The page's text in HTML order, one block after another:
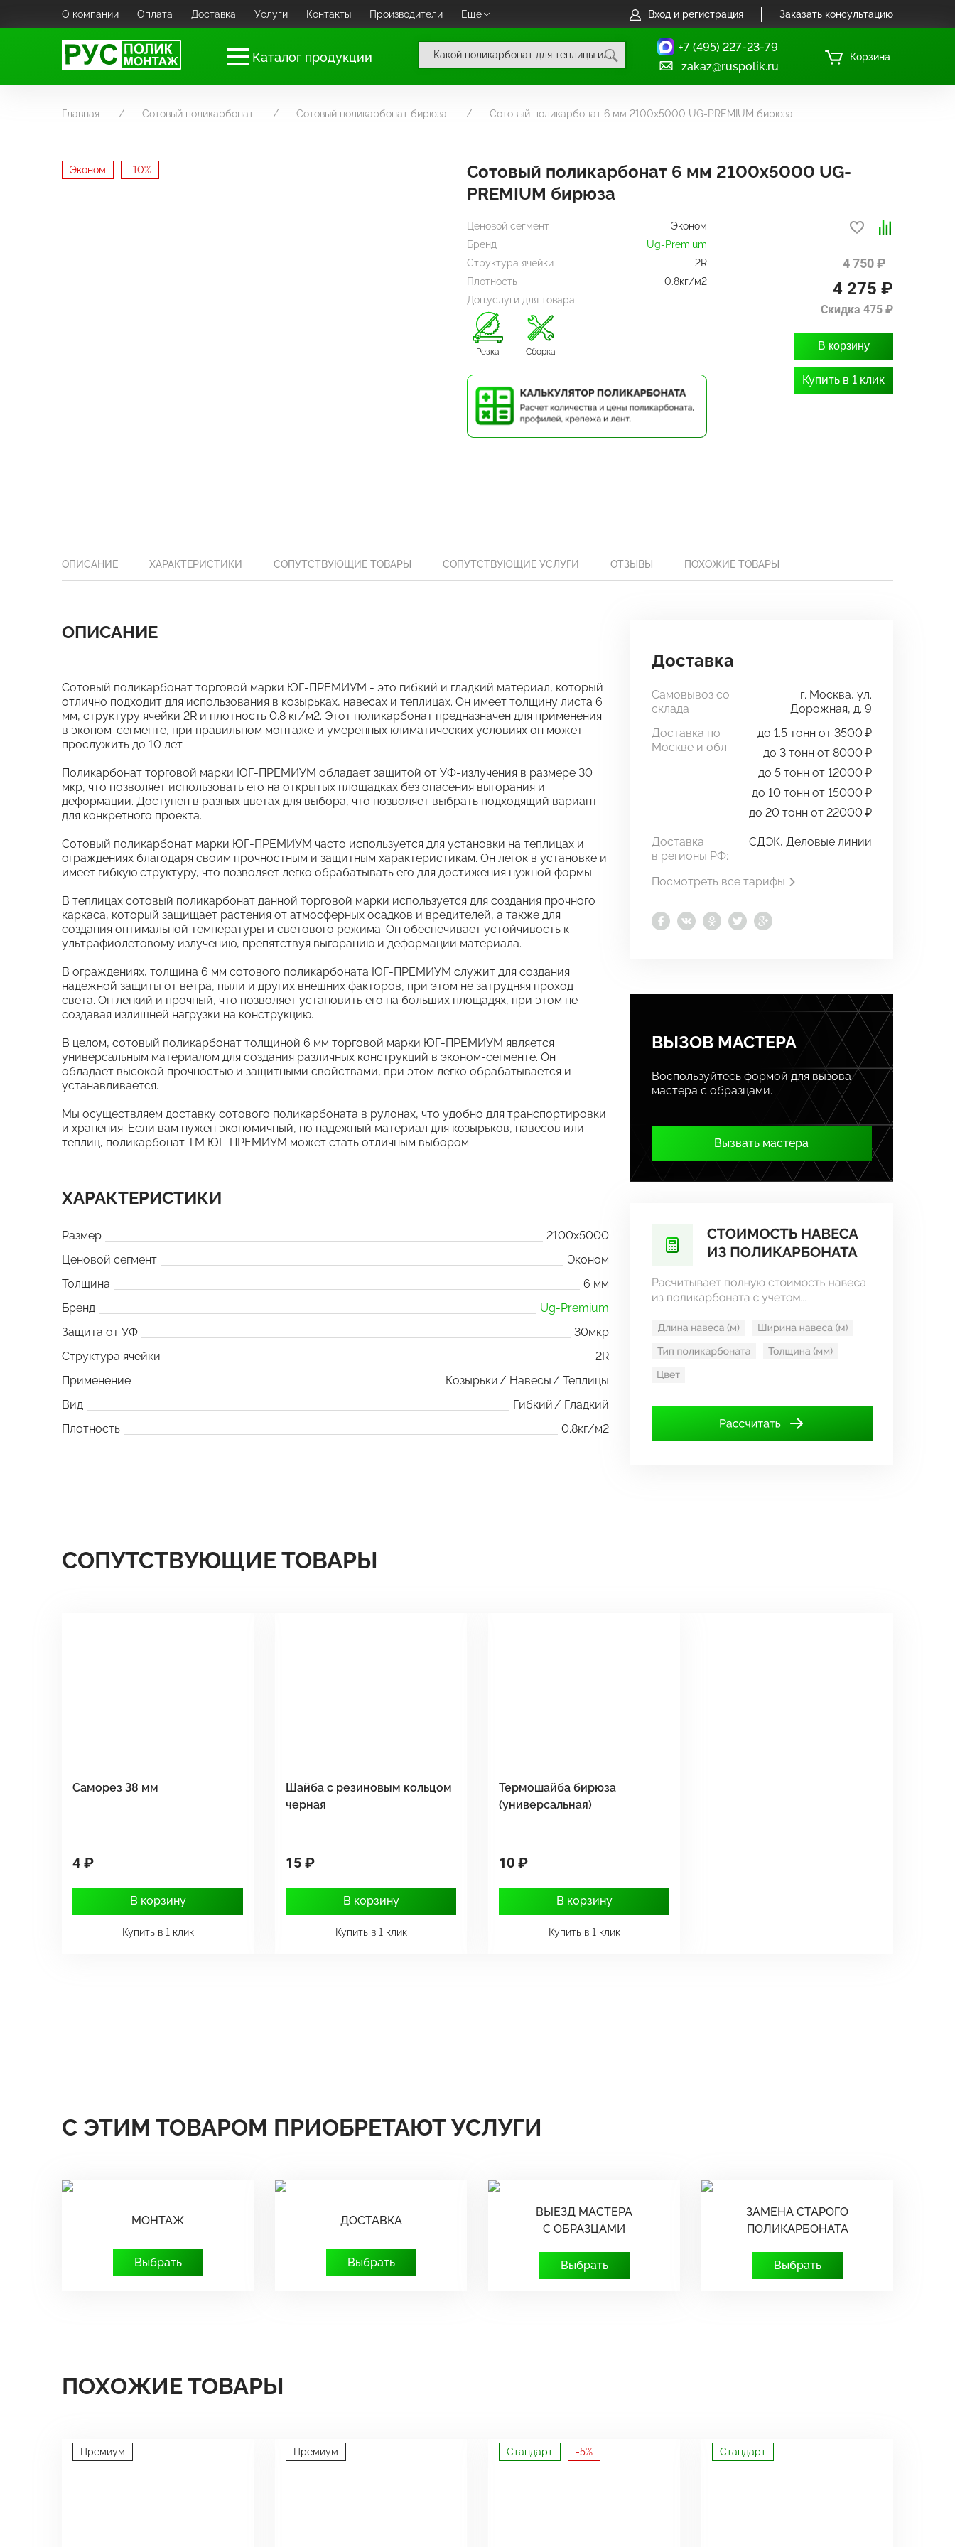
О компании Оплата Доставка Услуги Контакты Производители Ещё Вход и регистрация Заказать консультацию
Каталог продукции
+7 (495) 227-23-79
zakaz@ruspolik.ru
Корзина
Главная Сотовый поликарбонат Сотовый поликарбонат бирюза Сотовый поликарбонат 6 мм 2100х5000 UG-PREMIUM бирюза
Эконом -10%
Сотовый поликарбонат 6 мм 2100х5000 UG-
PREMIUM бирюза
Ценовой сегмент
Эконом
Бренд
Ug-Premium
Структура ячейки
2R
Плотность
0.8кг/м2
Доп.услуги для товара
Резка Сборка
4 750 ₽
4 275 ₽
Скидка 475 ₽
В корзину
Купить в 1 клик
ОПИСАНИЕ ХАРАКТЕРИСТИКИ СОПУТСТВУЮЩИЕ ТОВАРЫ СОПУТСТВУЮЩИЕ УСЛУГИ ОТЗЫВЫ ПОХОЖИЕ ТОВАРЫ
ОПИСАНИЕ
Сотовый поликарбонат торговой марки ЮГ-ПРЕМИУМ - это гибкий и гладкий материал, который
отлично подходит для использования в козырьках, навесах и теплицах. Он имеет толщину листа 6
мм, структуру ячейки 2R и плотность 0.8 кг/м2. Этот поликарбонат предназначен для применения
в эконом-сегменте, при правильном монтаже и умеренных климатических условиях он может
прослужить до 10 лет.
Поликарбонат торговой марки ЮГ-ПРЕМИУМ обладает защитой от УФ-излучения в размере 30
мкр, что позволяет использовать его на открытых площадках без опасения выгорания и
деформации. Доступен в разных цветах для выбора, что позволяет выбрать подходящий вариант
для конкретного проекта.
Сотовый поликарбонат марки ЮГ-ПРЕМИУМ часто используется для установки на теплицах и
ограждениях благодаря своим прочностным и защитным характеристикам. Он легок в установке и
имеет гибкую структуру, что позволяет легко обрабатывать его для достижения нужной формы.
В теплицах сотовый поликарбонат данной торговой марки используется для создания прочного
каркаса, который защищает растения от атмосферных осадков и вредителей, а также для
создания оптимальной температуры и светового режима. Он обеспечивает устойчивость к
ультрафиолетовому излучению, препятствуя выгоранию и деформации материала.
В ограждениях, толщина 6 мм сотового поликарбоната ЮГ-ПРЕМИУМ служит для создания
надежной защиты от ветра, пыли и других внешних факторов, при этом не затрудняя проход
света. Он легкий и прочный, что позволяет установить его на больших площадях, при этом не
создавая излишней нагрузки на конструкцию.
В целом, сотовый поликарбонат толщиной 6 мм торговой марки ЮГ-ПРЕМИУМ является
универсальным материалом для создания различных конструкций в эконом-сегменте. Он
обладает высокой прочностью и защитными свойствами, при этом легко обрабатывается и
устанавливается.
Мы осуществляем доставку сотового поликарбоната в рулонах, что удобно для транспортировки
и хранения. Если вам нужен экономичный, но надежный материал для козырьков, навесов или
теплиц, поликарбонат ТМ ЮГ-ПРЕМИУМ может стать отличным выбором.
ХАРАКТЕРИСТИКИ
Размер
2100x5000
Ценовой сегмент
Эконом
Толщина
6 мм
Бренд
Ug-Premium
Защита от УФ
30мкр
Структура ячейки
2R
Применение
Козырьки Навесы
Теплицы
Вид
Гибкий
Гладкий
Плотность
0.8кг/м2
Доставка
Самовывоз со
склада
г. Москва, ул.
Дорожная, д. 9
Доставка по
Москве и обл.:
до 1.5 тонн от 3500 ₽
до 3 тонн от 8000 ₽
до 5 тонн от 12000 ₽
до 10 тонн от 15000 ₽
до 20 тонн от 22000 ₽
Доставка
в регионы РФ:
СДЭК, Деловые линии
Посмотреть все тарифы
ВЫЗОВ МАСТЕРА
Воспользуйтесь формой для вызова
мастера с образцами.
Вызвать мастера
СОПУТСТВУЮЩИЕ ТОВАРЫ
Саморез 38 мм
4 ₽
В корзину
Купить в 1 клик
Шайба с резиновым кольцом
черная
15 ₽
В корзину
Купить в 1 клик
Термошайба бирюза
(универсальная)
10 ₽
В корзину
Купить в 1 клик
С ЭТИМ ТОВАРОМ ПРИОБРЕТАЮТ УСЛУГИ
МОНТАЖ
Выбрать
ДОСТАВКА
Выбрать
ВЫЕЗД МАСТЕРА
С ОБРАЗЦАМИ
Выбрать
ЗАМЕНА СТАРОГО
ПОЛИКАРБОНАТА
Выбрать
ПОХОЖИЕ ТОВАРЫ
Премиум Премиум Стандарт -5% Стандарт